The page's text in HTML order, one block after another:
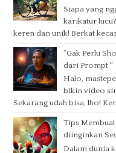
Siapa yang
karikatur
keren dan unik! Berkat
“Gak Perlu
dari Prompt "
Halo,
bikin video
Sekarang udah bisa, lho!
Tips
diinginkan
Dalam dunia